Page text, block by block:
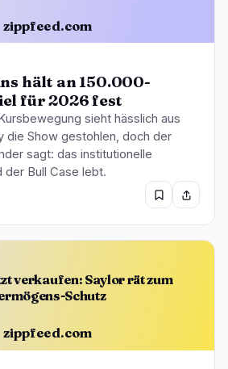
zippfeed.com
hält an 150.000-
für 2026 fest
sieht hässlich aus
die Show gestohlen, doch der
sagt: das institutionelle
der Bull Case lebt.
verkaufen: Saylor rät zum
Schutz
zippfeed.com